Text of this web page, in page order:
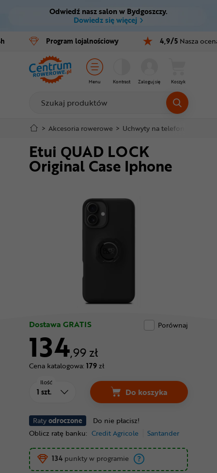
Ctrl M
Menu główne
Informacje o produkcie
Do koszyka
Szczegółowe informacje
Stopka
Odwiedź nasz salon w Bydgoszczy.
Dowiedz się więcej
Program lojalnościowy 4,9/5 Nasza
Menu Kontrast Zaloguj się Koszyk
Rowery
E-bike
Części
Akcesoria
Odzież
Kaski
Buty
Superoferta
> Akcesoria rowerowe > Uchwyty na telefon
Etui QUAD LOCK
Original Case Iphone
Dostawa GRATIS Porównaj
134,99 zł
Cena katalogowa: 179zł
Ratyodroczone
Do nie płacisz!
Oblicz ratę banku: Credit Agricole Santander
Ilość
Do koszyka
134 punkty w programie